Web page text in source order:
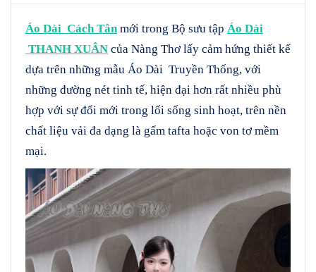
Áo Dài Cách Tânmới trong Bộ sưu tập Áo Dài
THANH XUÂN của Nàng Thơ lấy cảm hứng thiết kế
dựa trên những mẫu Áo Dài Truyền Thống, với
những đường nét tinh tế, hiện đại hơn rất nhiều phù
hợp với sự đổi mới trong lối sống sinh hoạt, trên nền
chất liệu vải đa dạng là gấm tafta hoặc von tơ mềm
mại.